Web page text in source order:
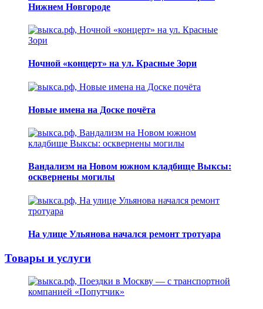
Нижнем Новгороде
Ночной «концерт» на ул. Красные Зори
Новые имена на Доске почёта
Вандализм на Новом южном кладбище Выксы:
осквернены могилы
На улице Ульянова начался ремонт тротуара
Товары и услуги